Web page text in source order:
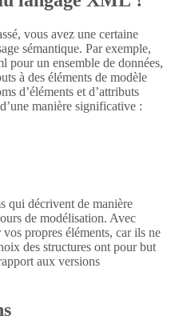
vous avez une certaine
sémantique. Par exemple,
pour un ensemble de données,
à des éléments de modèle
d’éléments et d’attributs
manière significative :
qui décrivent de manière
de modélisation. Avec
propres éléments, car ils ne
des structures ont pour but
aux versions